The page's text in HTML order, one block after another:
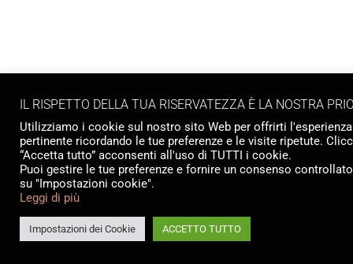
IL RISPETTO DELLA TUA RISERVATEZZA È LA NOSTRA
Utilizziamo i cookie sul nostro sito Web per offrirti
pertinente ricordando le tue preferenze e le visite ripetute.
“Accetta tutto” acconsenti all'uso di TUTTI i cookie.
Puoi gestire le tue preferenze e fornire un consenso
su "Impostazioni cookie".
Leggi di più
Impostazioni dei Cookie ACCETTO TUTTO